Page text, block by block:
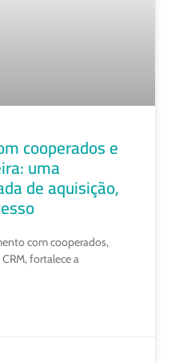
cooperados e
uma
de aquisição,
com cooperados,
fortalece a